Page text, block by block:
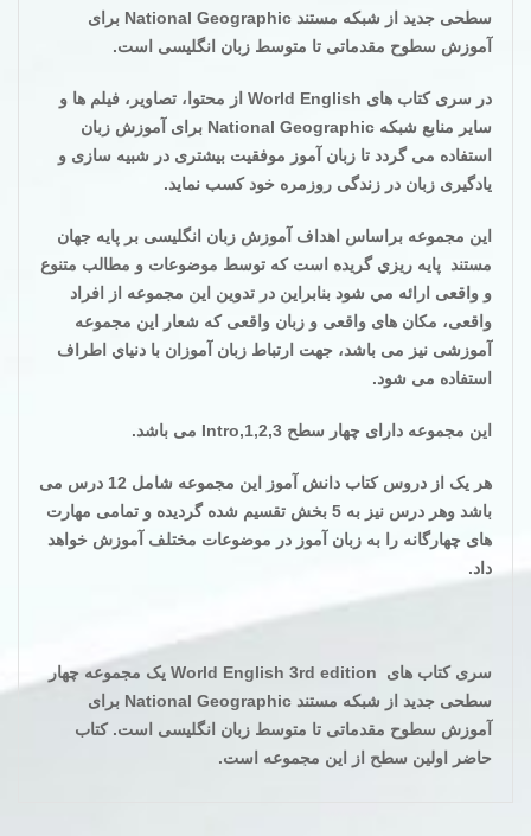
سطحی جدید از شبکه مستندNational Geographic
برای
آموزش سطوح مقدماتی تا متوسط زبان انگلیسی است.
در سری کتاب هایWorld English
از محتوا، تصاویر، فیلم ها و
سایر منابع شبکهNational Geographic
برای آموزش زبان
استفاده می گردد تا زبان آموز موفقیت بیشتری در شبیه سازی و
یادگیری زبان در زندگی روزمره خود کسب نماید.
اين مجموعه براساس اهداف آموزش زبان انگلیسی بر پایه جهان
مستند پايه ريزي گریده است که توسط موضوعات و مطالب متنوع
و واقعی ارائه مي شود بنابراین در تدوین این مجموعه از افراد
واقعی، مکان های واقعی و زبان واقعی که شعار این مجموعه
آموزشی نیز می باشد، جهت ارتباط زبان آموزان با دنياي اطراف
استفاده می شود.
این مجموعه دارای چهار سطحIntro,1,2,3 می باشد.
هر یک از دروس کتاب دانش آموز این مجموعه شامل 12 درس می
باشد وهر درس نیز به 5 بخش تقسیم شده گردیده و تمامی مهارت
های چهارگانه را به زبان آموز در موضوعات مختلف آموزش خواهد
داد.
سری کتاب هایWorld English 3rd edition
یک مجموعه چهار
سطحی جدید از شبکه مستندNational Geographic
برای
آموزش سطوح مقدماتی تا متوسط زبان انگلیسی است. کتاب
حاضر اولین سطح از این مجموعه است.